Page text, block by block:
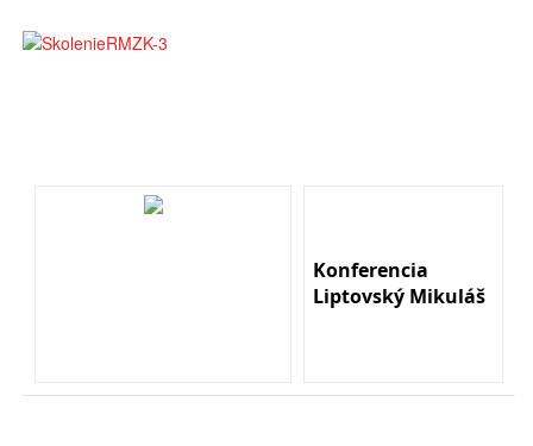
Konferencia
Liptovský Mikuláš